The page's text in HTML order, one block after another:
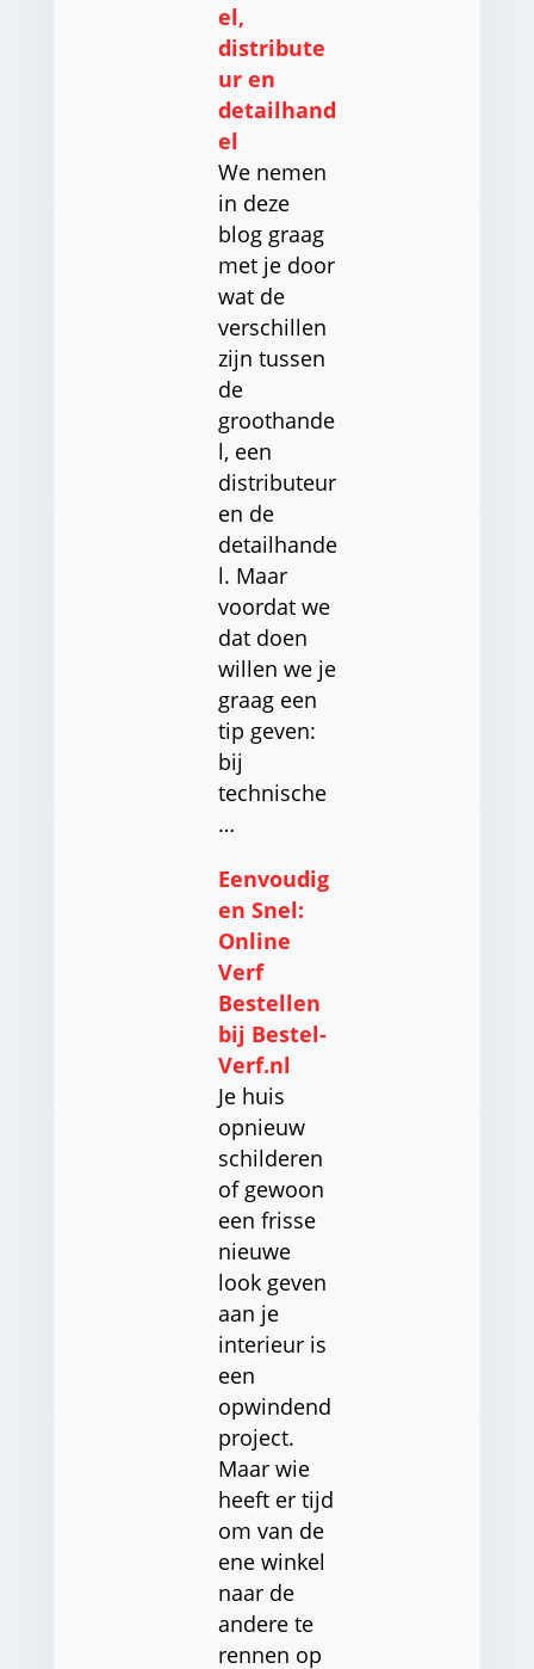
el,
distribute
ur en
detailhand
el
We nemen
in deze
blog graag
met je door
wat de
verschillen
zijn tussen
de
groothande
l, een
distributeur
en de
detailhande
l. Maar
voordat we
dat doen
willen we je
graag een
tip geven:
bij
technische
…
Eenvoudig
en Snel:
Online
Verf
Bestellen
bij Bestel-
Verf.nl
Je huis
opnieuw
schilderen
of gewoon
een frisse
nieuwe
look geven
aan je
interieur is
een
opwindend
project.
Maar wie
heeft er tijd
om van de
ene winkel
naar de
andere te
rennen op